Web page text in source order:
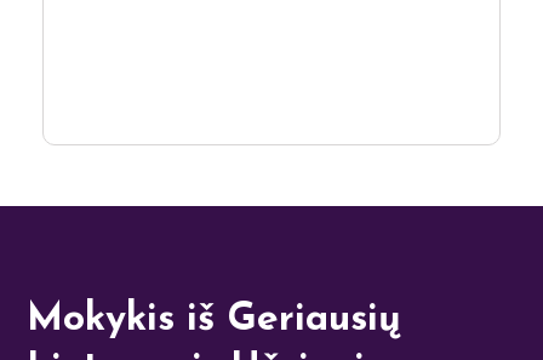
Mokykis iš Geriausių